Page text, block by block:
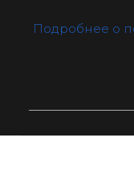
Подробнее о